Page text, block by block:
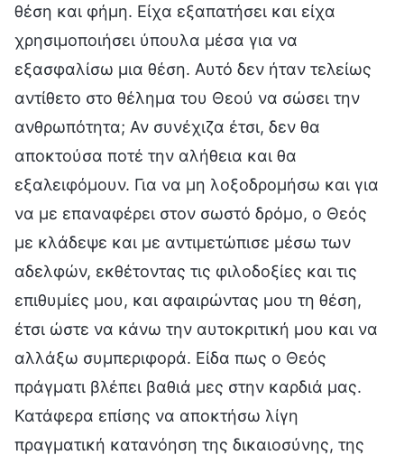
θέση και φήμη. Είχα εξαπατήσει και είχα
χρησιμοποιήσει ύπουλα μέσα για να
εξασφαλίσω μια θέση. Αυτό δεν ήταν τελείως
αντίθετο στο θέλημα του Θεού να σώσει την
ανθρωπότητα; Αν συνέχιζα έτσι, δεν θα
αποκτούσα ποτέ την αλήθεια και θα
εξαλειφόμουν. Για να μη λοξοδρομήσω και για
να με επαναφέρει στον σωστό δρόμο, ο Θεός
με κλάδεψε και με αντιμετώπισε μέσω των
αδελφών, εκθέτοντας τις φιλοδοξίες και τις
επιθυμίες μου, και αφαιρώντας μου τη θέση,
έτσι ώστε να κάνω την αυτοκριτική μου και να
αλλάξω συμπεριφορά. Είδα πως ο Θεός
πράγματι βλέπει βαθιά μες στην καρδιά μας.
Κατάφερα επίσης να αποκτήσω λίγη
πραγματική κατανόηση της δικαιοσύνης, της